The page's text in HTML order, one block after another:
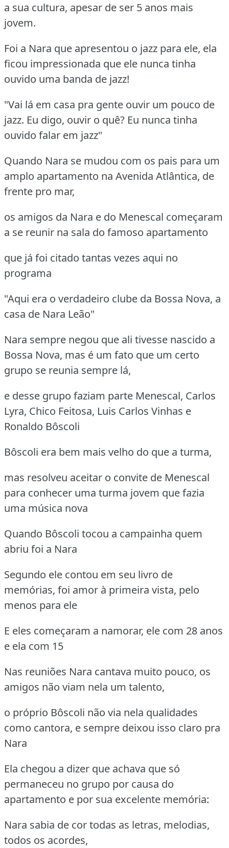
a sua cultura, apesar de ser 5 anos mais
jovem.
Foi a Nara que apresentou o jazz para ele, ela
ficou impressionada que ele nunca tinha
ouvido uma banda de jazz!
"Vai lá em casa pra gente ouvir um pouco de
jazz. Eu digo, ouvir o quê? Eu nunca tinha
ouvido falar em jazz"
Quando Nara se mudou com os pais para um
amplo apartamento na Avenida Atlântica, de
frente pro mar,
os amigos da Nara e do Menescal começaram
a se reunir na sala do famoso apartamento
que já foi citado tantas vezes aqui no
programa
"Aqui era o verdadeiro clube da Bossa Nova, a
casa de Nara Leão"
Nara sempre negou que ali tivesse nascido a
Bossa Nova, mas é um fato que um certo
grupo se reunia sempre lá,
e desse grupo faziam parte Menescal, Carlos
Lyra, Chico Feitosa, Luis Carlos Vinhas e
Ronaldo Bôscoli
Bôscoli era bem mais velho do que a turma,
mas resolveu aceitar o convite de Menescal
para conhecer uma turma jovem que fazia
uma música nova
Quando Bôscoli tocou a campainha quem
abriu foi a Nara
Segundo ele contou em seu livro de
memórias, foi amor à primeira vista, pelo
menos para ele
E eles começaram a namorar, ele com 28 anos
e ela com 15
Nas reuniões Nara cantava muito pouco, os
amigos não viam nela um talento,
o próprio Bôscoli não via nela qualidades
como cantora, e sempre deixou isso claro pra
Nara
Ela chegou a dizer que achava que só
permaneceu no grupo por causa do
apartamento e por sua excelente memória:
Nara sabia de cor todas as letras, melodias,
todos os acordes,